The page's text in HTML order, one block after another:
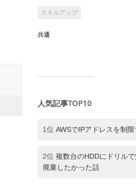
スキルアップ
共通
人気記事TOP10
1位 AWSでIPアドレスを制
2位 複数台のHDDにドリル
廃棄したかった話